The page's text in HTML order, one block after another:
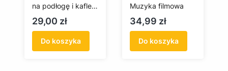
na podłogę i kafle
(haft żukowski)
Cena
29,00 zł
Do koszyka
Muzyka filmowa
Cena
34,99 zł
Do koszyka